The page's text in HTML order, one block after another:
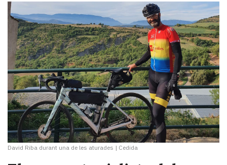
David Riba durant una de les aturades | Cedida